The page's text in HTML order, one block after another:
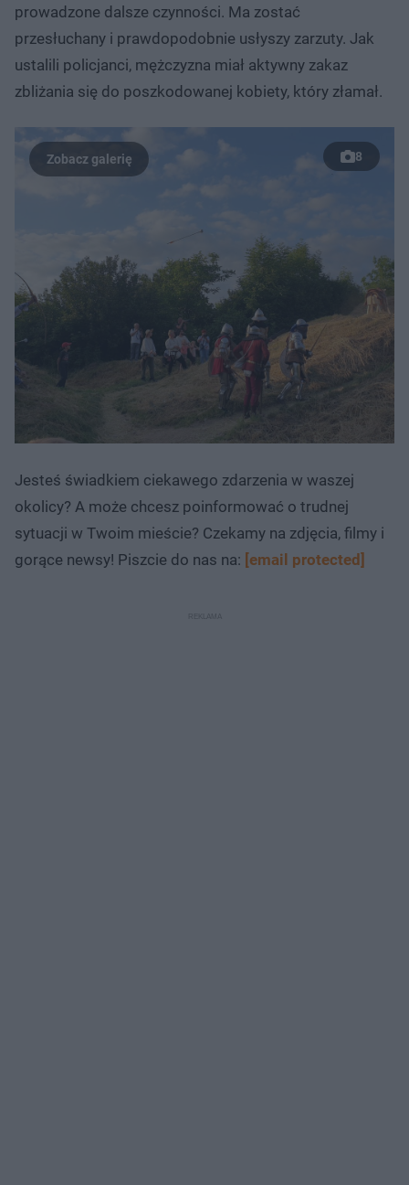
prowadzone dalsze czynności. Ma zostać
przesłuchany i prawdopodobnie usłyszy zarzuty. Jak
ustalili policjanci, mężczyzna miał aktywny zakaz
zbliżania się do poszkodowanej kobiety, który złamał.
8
Jesteś świadkiem ciekawego zdarzenia w waszej
okolicy? A może chcesz poinformować o trudnej
sytuacji w Twoim mieście? Czekamy na zdjęcia, filmy i
gorące newsy! Piszcie do nas na: [email protected]